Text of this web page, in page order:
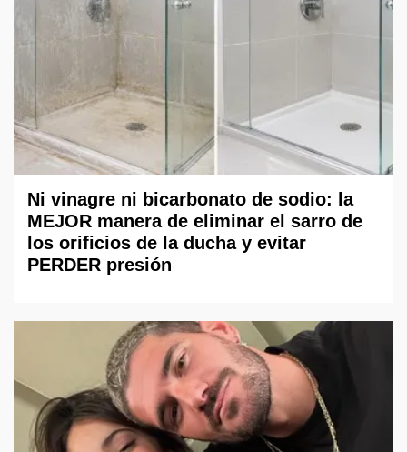
Ni vinagre ni bicarbonato de sodio: la
MEJOR manera de eliminar el sarro de
los orificios de la ducha y evitar
PERDER presión